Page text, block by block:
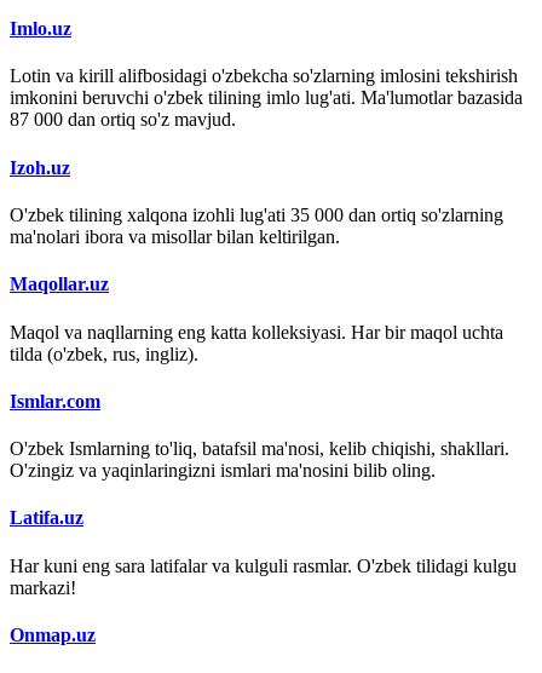
Imlo.uz
Lotin va kirill alifbosidagi o'zbekcha so'zlarning imlosini tekshirish
imkonini beruvchi o'zbek tilining imlo lug'ati. Ma'lumotlar bazasida
87 000 dan ortiq so'z mavjud.
Izoh.uz
O'zbek tilining xalqona izohli lug'ati 35 000 dan ortiq so'zlarning
ma'nolari ibora va misollar bilan keltirilgan.
Maqollar.uz
Maqol va naqllarning eng katta kolleksiyasi. Har bir maqol uchta
tilda (o'zbek, rus, ingliz).
Ismlar.com
O'zbek Ismlarning to'liq, batafsil ma'nosi, kelib chiqishi, shakllari.
O'zingiz va yaqinlaringizni ismlari ma'nosini bilib oling.
Latifa.uz
Har kuni eng sara latifalar va kulguli rasmlar. O'zbek tilidagi kulgu
markazi!
Onmap.uz